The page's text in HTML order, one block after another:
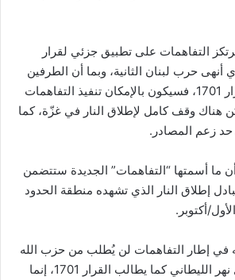
التفاهمات على تطبيق جزئي لقرار
الأمن 1701 الذي أنهى حرب لبنان الثانية، وبما أن الطرفين
لم يلتزما بكلّ بنود القرار 1701، فسيكون بالإمكان تنفيذ التفاهمات
هناك وقف كامل لإطلاق النار في غزّة، كما
زعم المصادر.
ما أسمتها “التفاهمات” الجديدة ستتضمن
إطلاق النار الذي تشهده منطقة الحدود
أكتوبر.
في إطار التفاهمات لن يُطلب من حزب الله
سحب قواته من شمال نهر الليطاني كما يطالب القرار 1701، إنما